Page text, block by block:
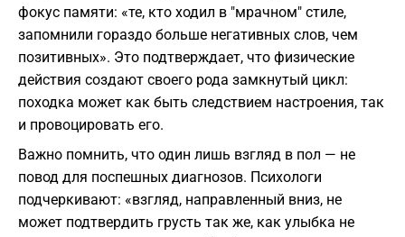
фокус памяти: «те, кто ходил в "мрачном" стиле,
запомнили гораздо больше негативных слов, чем
позитивных». Это подтверждает, что физические
действия создают своего рода замкнутый цикл:
походка может как быть следствием настроения, так
и провоцировать его.
​Важно помнить, что один лишь взгляд в пол — не
повод для поспешных диагнозов. Психологи
подчеркивают: «взгляд, направленный вниз, не
может подтвердить грусть так же, как улыбка не